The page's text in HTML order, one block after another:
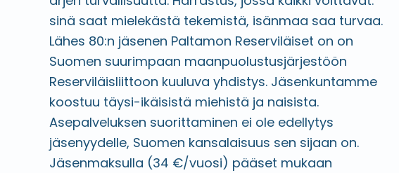
sinä saat mielekästä tekemistä, isänmaa saa turvaa.
Lähes 80:n jäsenen Paltamon Reserviläiset on on
Suomen suurimpaan maanpuolustusjärjestöön
Reserviläisliittoon kuuluva yhdistys. Jäsenkuntamme
koostuu täysi-ikäisistä miehistä ja naisista.
Asepalveluksen suorittaminen ei ole edellytys
jäsenyydelle, Suomen kansalaisuus sen sijaan on.
Jäsenmaksulla (34 €/vuosi) pääset mukaan